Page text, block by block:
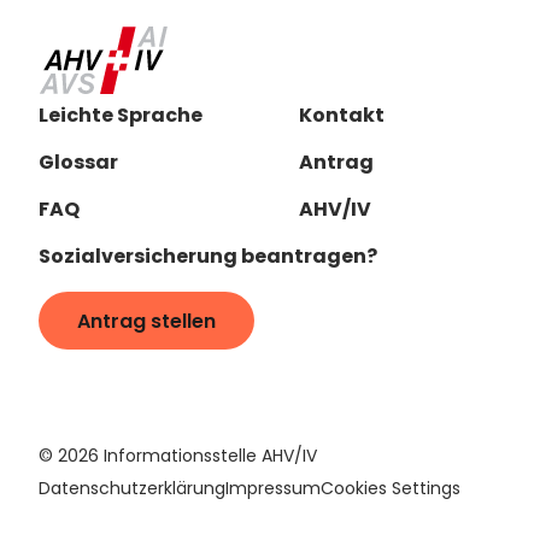
Leichte Sprache
Glossar
FAQ
Kontakt
Antrag
AHV/IV
Sozialversicherung beantragen?
Antrag stellen
© 2026 Informationsstelle AHV/IV
DatenschutzerklärungImpressumCookies Settings